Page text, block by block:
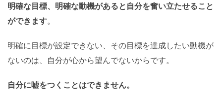
明確な目標、明確な動機があると自分を奮い立たせること
ができます。
明確に目標が設定できない、その目標を達成したい動機が
ないのは、自分が心から望んでないからです。
自分に嘘をつくことはできません。